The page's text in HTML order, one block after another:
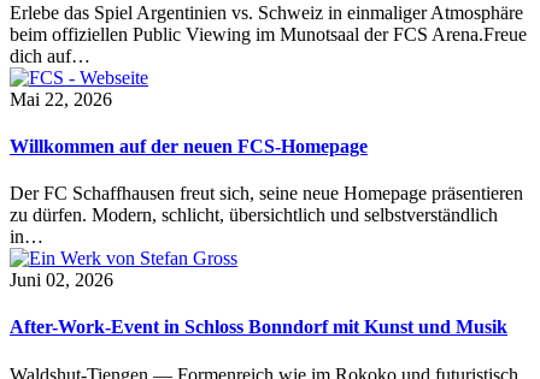
Erlebe das Spiel Argentinien vs. Schweiz in einmaliger Atmosphäre
beim offiziellen Public Viewing im Munotsaal der FCS Arena.Freue
dich auf…
Mai 22, 2026
Willkommen auf der neuen FCS-Homepage
Der FC Schaffhausen freut sich, seine neue Homepage präsentieren
zu dürfen. Modern, schlicht, übersichtlich und selbstverständlich
in…
Juni 02, 2026
After-Work-Event in Schloss Bonndorf mit Kunst und Musik
Waldshut-Tiengen — Formenreich wie im Rokoko und futuristisch